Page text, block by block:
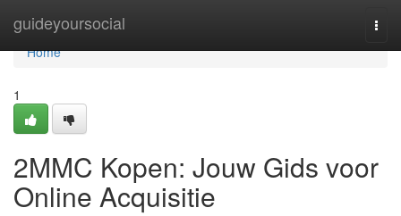
guideyoursocial
Home
Home
1
2MMC Kopen: Jouw Gids voor
Online Acquisitie